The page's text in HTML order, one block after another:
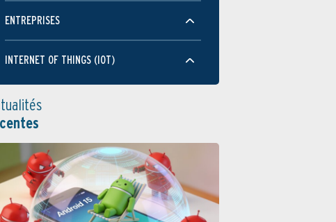
ENTREPRISES
INTERNET OF THINGS (IOT)